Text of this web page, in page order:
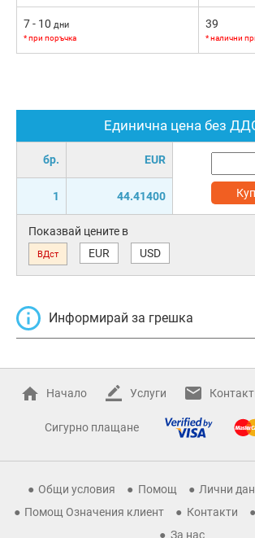
Единична цена без
бр. EUR
1 44.41400
Показвай цените в
ВДст EUR USD
Информирай за грешка
7 - 10 дни
* при поръчка
39
* налични
Начало Услуги
Сигурно плащане
Общи условия Помощ
Лични
Помощ Означения клиент
Контакти
За нас